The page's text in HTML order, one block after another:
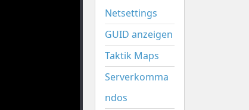
Netsettings
GUID anzeigen
Taktik Maps
Serverkomma
ndos